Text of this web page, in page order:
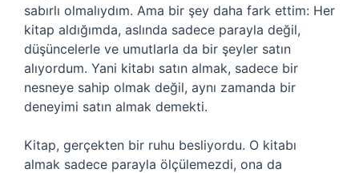
sabırlı olmalıydım. Ama bir şey daha fark ettim: Her
kitap aldığımda, aslında sadece parayla değil,
düşüncelerle ve umutlarla da bir şeyler satın
alıyordum. Yani kitabı satın almak, sadece bir
nesneye sahip olmak değil, aynı zamanda bir
deneyimi satın almak demekti.
Kitap, gerçekten bir ruhu besliyordu. O kitabı
almak sadece parayla ölçülemezdi, ona da